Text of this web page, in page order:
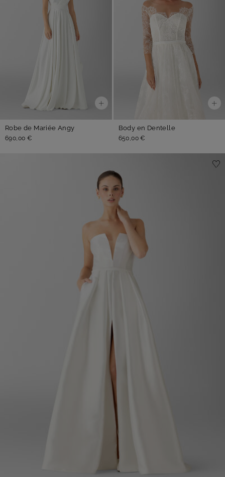
Robe de Mariée Angy
690,00 €
Body en Dentelle
650,00 €